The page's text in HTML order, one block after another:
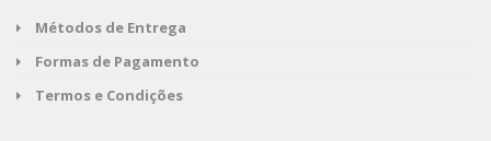
Métodos de Entrega
Formas de Pagamento
Termos e Condições